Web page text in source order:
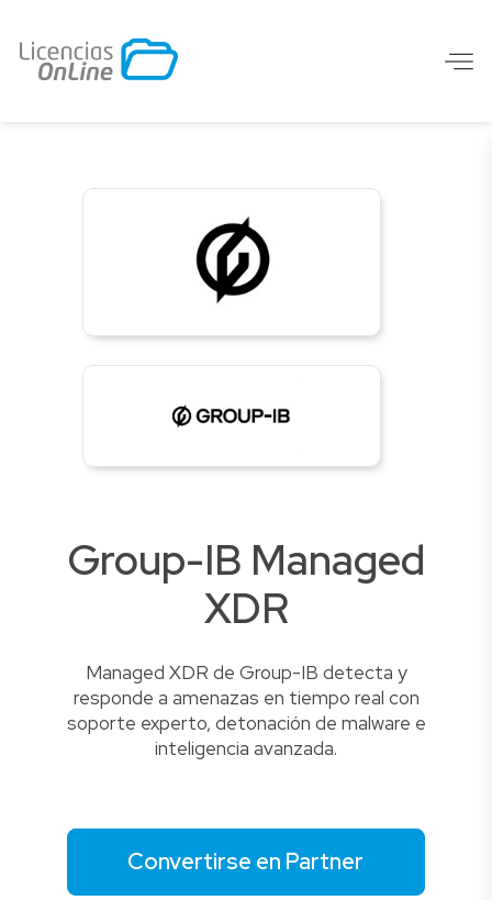
Group-IB Managed
XDR
Managed XDR de Group-IB detecta y
responde a amenazas en tiempo real con
soporte experto, detonación de malware e
inteligencia avanzada.
Convertirse en Partner